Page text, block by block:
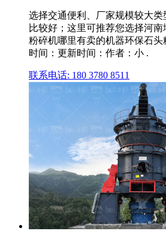
选择交通便利、厂家规模较大
比较好；这里可推荐您选择河
粉碎机哪里有卖的机器环保石
时间：更新时间：作者：小 .
联系电话: 180 3780 8511